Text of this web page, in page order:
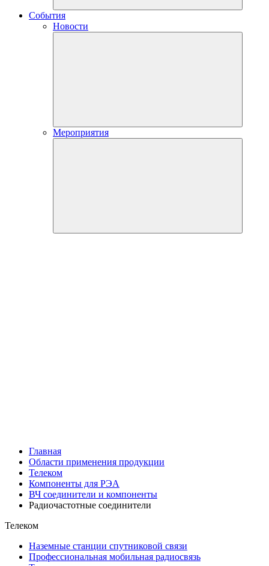
События
Новости
Мероприятия
Главная
Области применения продукции
Телеком
Компоненты для РЭА
ВЧ соединители и компоненты
Радиочастотные соединители
Телеком
Наземные станции спутниковой связи
Профессиональная мобильная радиосвязь